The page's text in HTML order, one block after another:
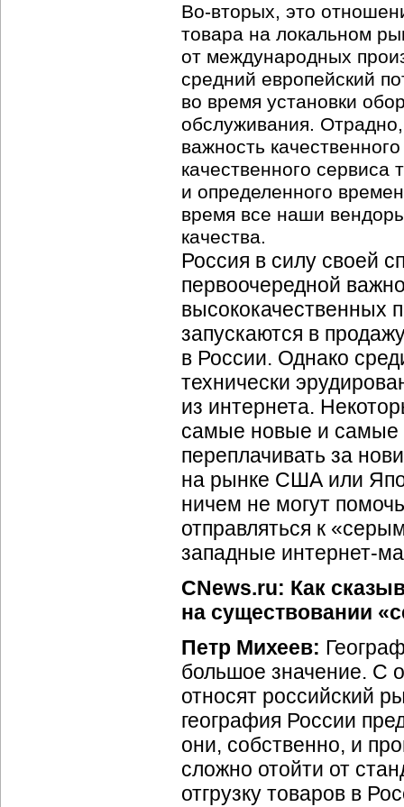
Во-вторых, это
товара на локальном
от международных
средний европейский
во время установки
обслуживания.
важность
качественного
и определенного
время все наши
качества.
Россия в силу своей
первоочередной
высококачественных
запускаются в
в России. Однако
технически
из интернета.
самые новые и самые
переплачивать за
на рынке CША или
ничем не могут
отправляться к
западные интернет-
CNews.ru: Как
на существовании
Петр Михеев:
большое значение. С
относят российский
география России
они, собственно, и
сложно отойти от
отгрузку товаров в